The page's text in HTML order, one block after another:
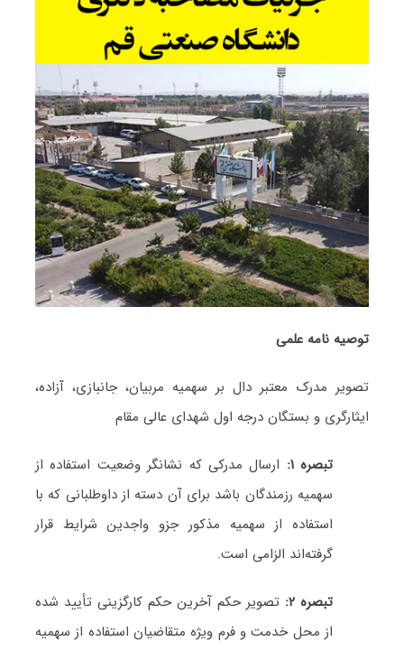
توصیه نامه علمی
تصویر مدرک معتبر دال بر سهمیه مربیان، جانبازی، آزاده،
ایثارگری و بستگان درجه اول شهدای عالی مقام
تبصره ۱:
ارسال مدرکی که نشانگر وضعیت استفاده از
سهمیه رزمندگان باشد برای آن دسته از داوطلبانی که با
استفاده از سهمیه مذکور جزو واجدین شرایط قرار
گرفته‌اند الزامی است.
تبصره ۲:
تصویر حکم آخرین حکم کارگزینی تأیید شده
از محل خدمت و فرم ویژه متقاضیان استفاده از سهمیه